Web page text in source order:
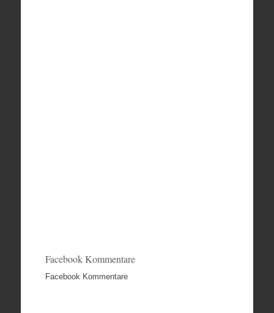
Facebook Kommentare
Facebook Kommentare